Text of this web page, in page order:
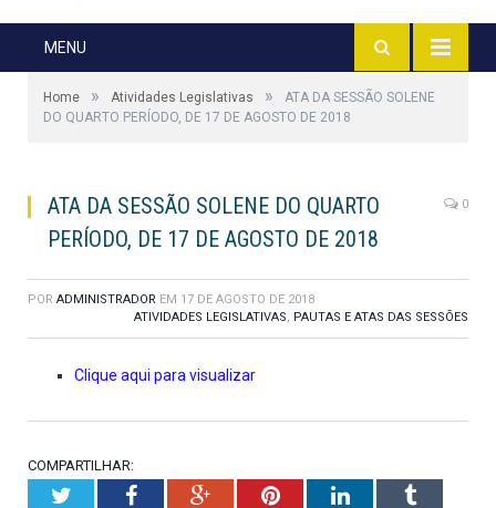
MENU
Home » Atividades Legislativas »
ATA DA SESSÃO SOLENE
DO QUARTO PERÍODO, DE 17 DE AGOSTO DE 2018
ATA DA SESSÃO SOLENE DO QUARTO
PERÍODO, DE 17 DE AGOSTO DE 2018
0
POR ADMINISTRADOR EM 17 DE AGOSTO DE 2018
ATIVIDADES LEGISLATIVAS, PAUTAS E ATAS DAS SESSÕES
Clique aqui para visualizar
COMPARTILHAR:
TwitterFacebookGoogle+PinterestLinkedInTumblr